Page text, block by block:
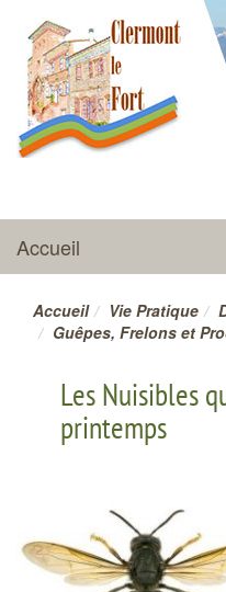
CLERMONT-
Accueil
Accueil Vie Pratique
Guêpes, Frelons et
Les Nuisibles
printemps